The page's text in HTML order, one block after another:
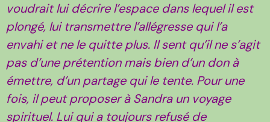
voudrait lui décrire l’espace dans lequel il est
plongé, lui transmettre l’allégresse qui l’a
envahi et ne le quitte plus. Il sent qu’il ne s’agit
pas d’une prétention mais bien d’un don à
émettre, d’un partage qui le tente. Pour une
fois, il peut proposer à Sandra un voyage
spirituel. Lui qui a toujours refusé de